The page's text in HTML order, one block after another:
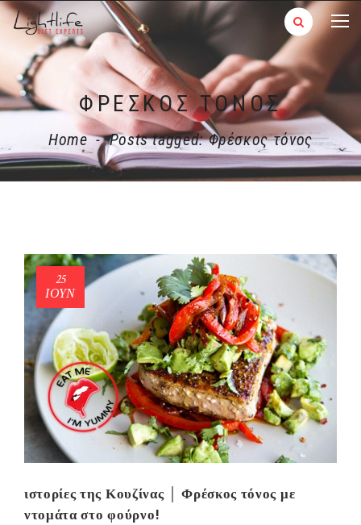
ΦΡΈΣΚΟΣ ΤΌΝΟΣ
Home - Posts tagged: Φρέσκος τόνος
25
ΙΟΎΝ
ιστορίες της Κουζίνας │ Φρέσκος τόνος με
ντομάτα στο φούρνο!